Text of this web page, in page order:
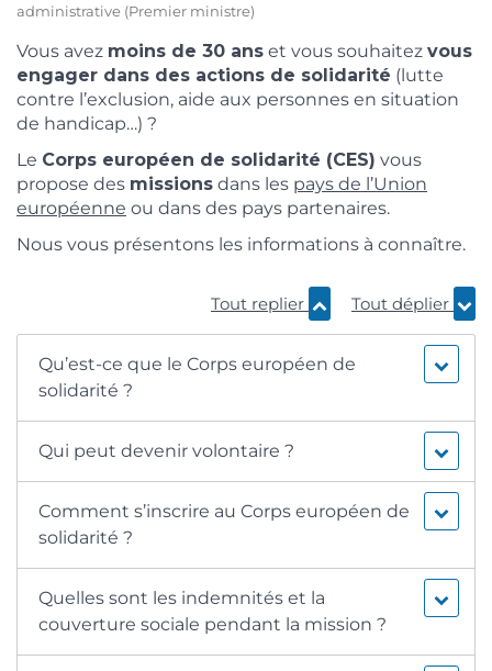
administrative (Premier ministre)
Vous avez moins de 30 ans et vous souhaitez vous
engager dans des actions de solidarité (lutte
contre l’exclusion, aide aux personnes en situation
de handicap…) ?
Le Corps européen de solidarité (CES) vous
propose des missions dans les pays de l’Union
européenne ou dans des pays partenaires.
Nous vous présentons les informations à connaître.
Tout replier Tout déplier
Qu’est-ce que le Corps européen de
solidarité ?
Qui peut devenir volontaire ?
Comment s’inscrire au Corps européen de
solidarité ?
Quelles sont les indemnités et la
couverture sociale pendant la mission ?